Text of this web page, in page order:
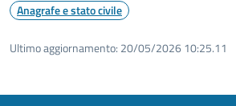
Anagrafe e stato civile
Ultimo aggiornamento: 20/05/2026 10:25.11